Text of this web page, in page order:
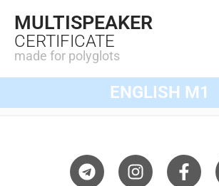
MULTISPEAKER
CERTIFICATE
made for polyglots
ENGLISH M1